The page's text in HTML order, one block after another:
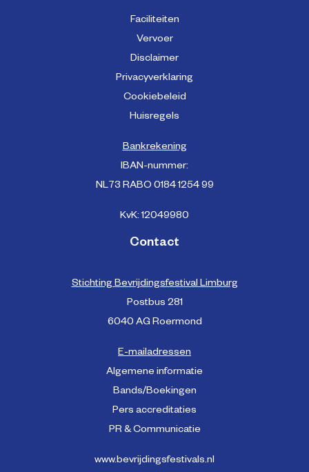
Faciliteiten
Vervoer
Disclaimer
Privacyverklaring
Cookiebeleid
Huisregels
Bankrekening
IBAN-nummer:
NL73 RABO 0184 1254 99
KvK: 12049980
Contact
Stichting Bevrijdingsfestival Limburg
Postbus 281
6040 AG Roermond
E-mailadressen
Algemene informatie
Bands/Boekingen
Pers accreditaties
PR & Communicatie
www.bevrijdingsfestivals.nl